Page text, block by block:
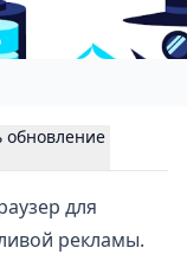
обновление
для
рекламы.